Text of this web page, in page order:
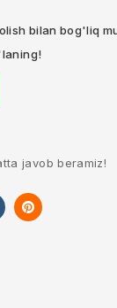
bilan bog'liq
javob beramiz!